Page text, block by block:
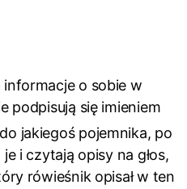
o sobie w
podpisują się imieniem
jakiegoś pojemnika, po
i czytają opisy na głos,
rówieśnik opisał w ten